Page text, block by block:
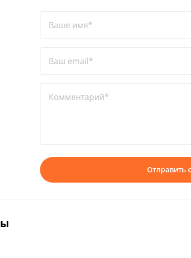
Ваше имя*
Ваш email*
Комментарий*
Отправить